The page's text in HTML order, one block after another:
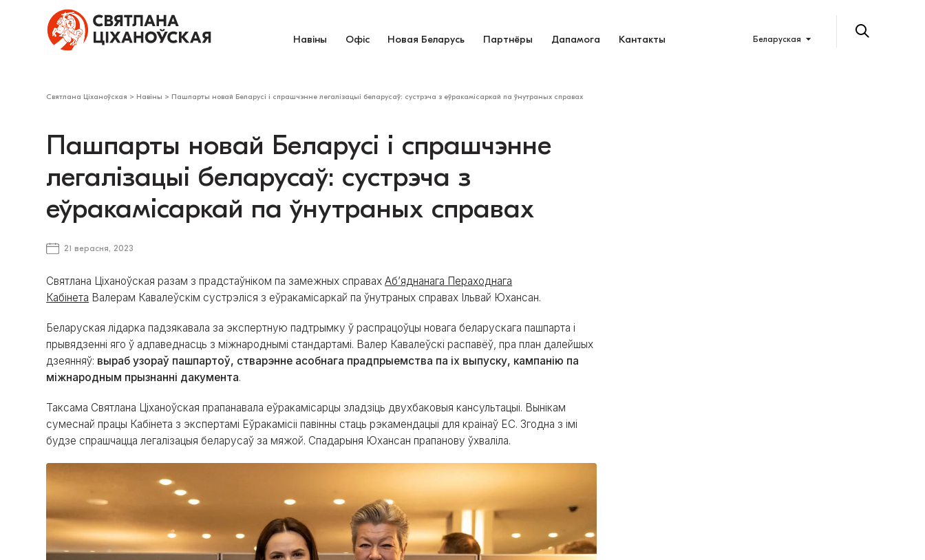
Навіны Офіс Новая Беларусь Партнёры Дапамога Кантакты Беларуская
Святлана Ціханоўская > Навіны > Пашпарты новай Беларусі і спрашчэнне легалізацыі беларусаў: сустрэча з еўракамісаркай па ўнутраных справах
Пашпарты новай Беларусі і спрашчэнне
легалізацыі беларусаў: сустрэча з
еўракамісаркай па ўнутраных справах
21 верасня, 2023
Святлана Ціханоўская разам з прадстаўніком па замежных справахАб’яднанага Пераходнага
Кабінета Валерам Кавалеўскім сустрэліся з еўракамісаркай па ўнутраных справах Ільвай Юхансан.
Беларуская лідарка падзякавала за экспертную падтрымку ў распрацоўцы новага беларускага пашпарта і
прывядзенні яго ў адпаведнасць з міжнароднымі стандартамі. Валер Кавалеўскі распавёў, пра план далейшых
дзеянняў: выраб узораў пашпартоў, стварэнне асобнага прадпрыемства па іх выпуску, кампанію па
міжнародным прызнанні дакумента.
Таксама Святлана Ціханоўская прапанавала еўракамісарцы зладзіць двухбаковыя кансультацыі. Вынікам
сумеснай працы Кабінета з экспертамі Еўракамісіі павінны стаць рэкамендацыі для краінаў ЕС. Згодна з імі
будзе спрашчацца легалізацыя беларусаў за мяжой. Спадарыня Юхансан прапанову ўхваліла.